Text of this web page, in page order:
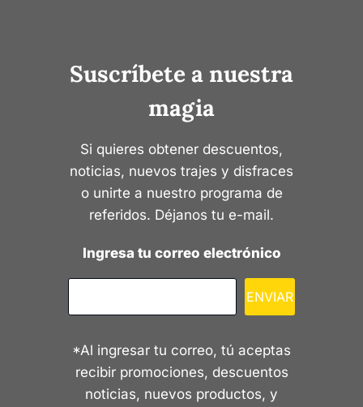
Suscríbete a nuestra
magia
Si quieres obtener descuentos,
noticias, nuevos trajes y disfraces
o unirte a nuestro programa de
referidos. Déjanos tu e-mail.
Ingresa tu correo electrónico
ENVIAR
*Al ingresar tu correo, tú aceptas
recibir promociones, descuentos
noticias, nuevos productos, y